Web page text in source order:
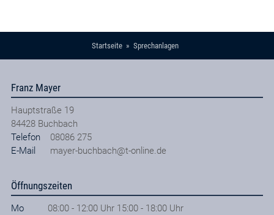
Startseite Sprechanlagen
Franz Mayer
Hauptstraße 19
84428 Buchbach
Telefon
08086 275
E-Mail
mayer-buchbach@t-online.de
Öffnungszeiten
Mo 08:00 - 12:00 Uhr 15:00 - 18:00 Uhr